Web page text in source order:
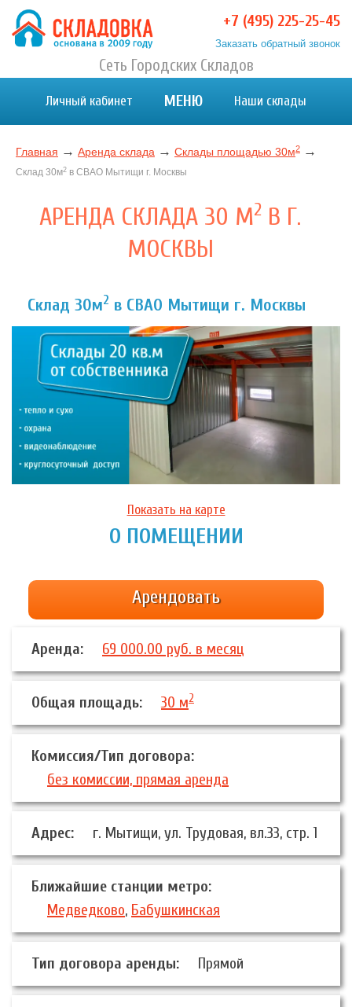
Хранение вещей в Москве и МО. Склад временного
Хранение вещей в Москве и МО. Склад временного хранения. Складовка
+7 (495) 225-25-45
Заказать обратный звонок
Сеть Городских Складов
Личный кабинет МЕНЮ Наши склады
Главная → Аренда склада → Склады площадью 30м2 →
Склад 30м2 в СВАО Мытищи г. Москвы
АРЕНДА СКЛАДА 30 М2 В Г.
МОСКВЫ
Склад 30м2 в СВАО Мытищи г. Москвы
Показать на карте
О ПОМЕЩЕНИИ
Арендовать
Аренда: 69 000.00 руб. в месяц
Общая площадь: 30 м2
Комиссия/Тип договора:
без комиссии, прямая аренда
Адрес: г. Мытищи, ул. Трудовая, вл.33, стр. 1
Ближайшие станции метро:
Медведково, Бабушкинская
Тип договора аренды: Прямой